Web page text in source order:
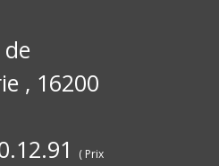
, 16200
( Prix